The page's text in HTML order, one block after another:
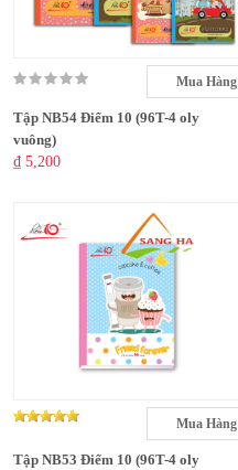
Mua Hàng
Tập NB54 Điểm 10 (96T-4 oly
vuông)
₫ 5,200
Mua Hàng
Tập NB53 Điểm 10 (96T-4 oly